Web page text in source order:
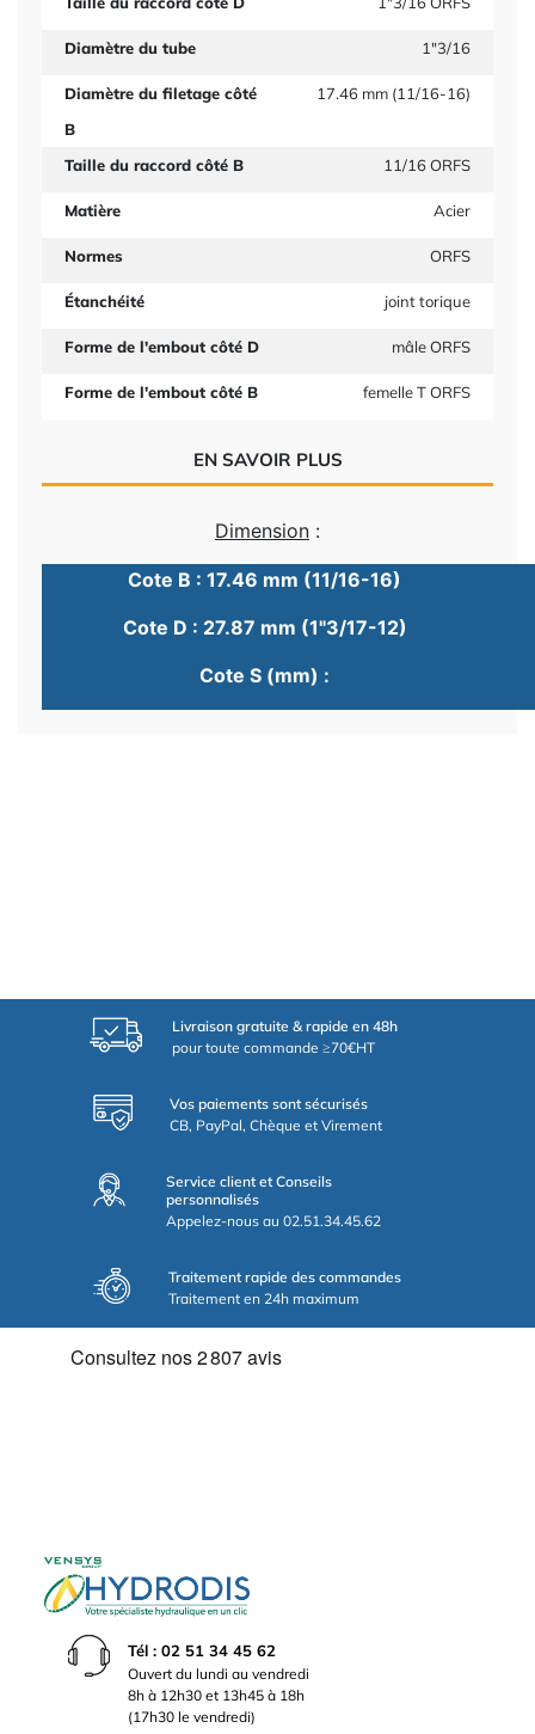
Diamètre du tube 1"3/16
Diamètre du filetage côté
B
17.46 mm (11/16-16)
Taille du raccord côté B 11/16 ORFS
Matière Acier
Normes ORFS
Étanchéité joint torique
Forme de l'embout côté D mâle ORFS
Forme de l'embout côté B femelle T ORFS
EN SAVOIR PLUS
Dimension :
Cote B : 17.46 mm (11/16-16)
Cote D : 27.87 mm (1"3/17-12)
Cote S (mm) :
Livraison gratuite & rapide en 48h
pour toute commande ≥70€HT
Vos paiements sont sécurisés
CB, PayPal, Chèque et Virement
Service client et Conseils
personnalisés
Appelez-nous au 02.51.34.45.62
Traitement rapide des commandes
Traitement en 24h maximum
Tél : 02 51 34 45 62
Ouvert du lundi au vendredi
8h à 12h30 et 13h45 à 18h
(17h30 le vendredi)